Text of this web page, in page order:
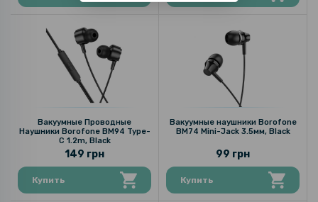
Вакуумные Проводные
Наушники Borofone BM94 Type-
C 1.2m, Black
149 грн
Купить
Вакуумные наушники Borofone
BM74 Mini-Jack 3.5мм, Black
99 грн
Купить